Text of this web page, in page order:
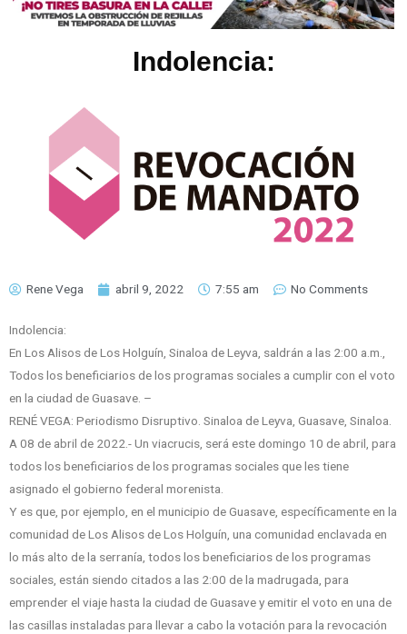
Indolencia:
Rene Vega abril 9, 2022 7:55 am No Comments
Indolencia:
En Los Alisos de Los Holguín, Sinaloa de Leyva, saldrán a las 2:00 a.m.,
Todos los beneficiarios de los programas sociales a cumplir con el voto
en la ciudad de Guasave. –
RENÉ VEGA: Periodismo Disruptivo. Sinaloa de Leyva, Guasave, Sinaloa.
A 08 de abril de 2022.- Un viacrucis, será este domingo 10 de abril, para
todos los beneficiarios de los programas sociales que les tiene
asignado el gobierno federal morenista.
Y es que, por ejemplo, en el municipio de Guasave, específicamente en la
comunidad de Los Alisos de Los Holguín, una comunidad enclavada en
lo más alto de la serranía, todos los beneficiarios de los programas
sociales, están siendo citados a las 2:00 de la madrugada, para
emprender el viaje hasta la ciudad de Guasave y emitir el voto en una de
las casillas instaladas para llevar a cabo la votación para la revocación